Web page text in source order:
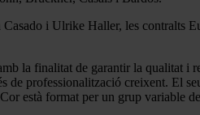
i Ulrike Haller, les
la finalitat de garantir la qualitat
de professionalització creixent.
està format per un grup variable